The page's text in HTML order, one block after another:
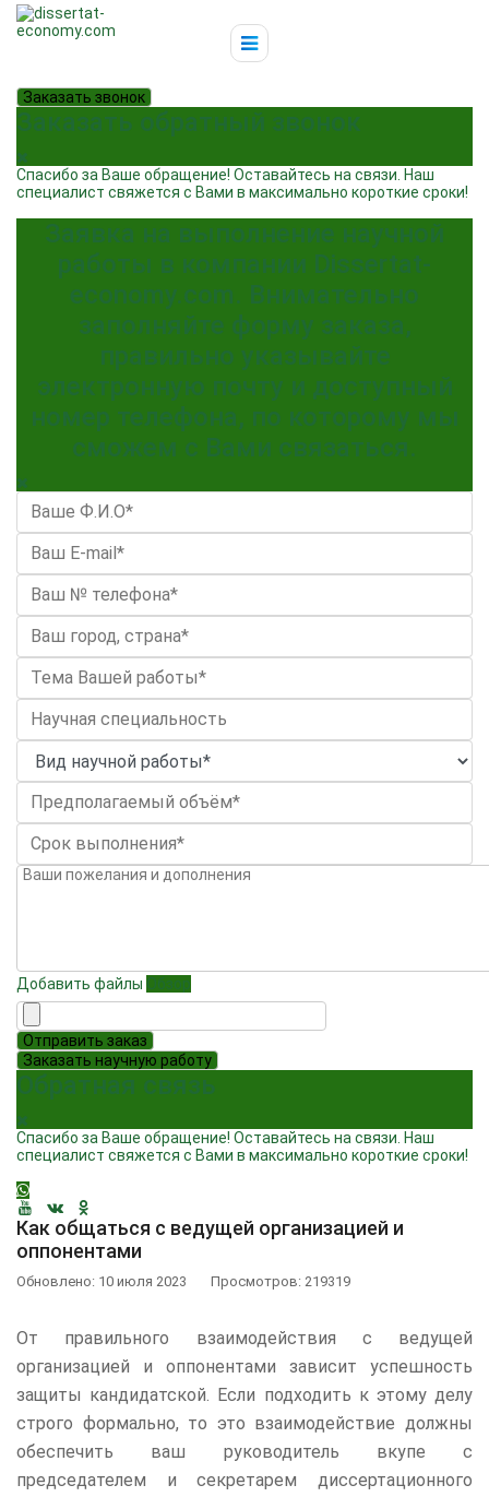
Заказать звонок
Заказать обратный звонок
Спасибо за Ваше обращение! Оставайтесь на связи. Наш
специалист свяжется с Вами в максимально короткие сроки!
Заявка на выполнение научной
работы в компании Dissertat-
economy.com. Внимательно
заполняйте форму заказа,
правильно указывайте
электронную почту и доступный
номер телефона, по которому мы
сможем с Вами связаться.
Добавить файлы Обзор
Отправить заказ
Заказать научную работу
Обратная связь
Спасибо за Ваше обращение! Оставайтесь на связи. Наш
специалист свяжется с Вами в максимально короткие сроки!
Как общаться с ведущей организацией и
оппонентами
Обновлено: 10 июля 2023 Просмотров: 219319
От правильного взаимодействия с ведущей
организацией и оппонентами зависит успешность
защиты кандидатской. Если подходить к этому делу
строго формально, то это взаимодействие должны
обеспечить ваш руководитель вкупе с
председателем и секретарем диссертационного